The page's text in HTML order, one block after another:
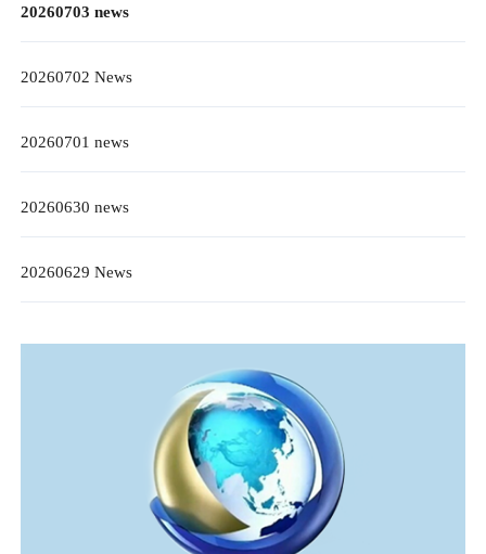
20260703 news
20260702 News
20260701 news
20260630 news
20260629 News